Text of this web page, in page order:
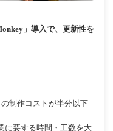
」導入で、更新性を
制作コストが半分以下
に要する時間・工数を大